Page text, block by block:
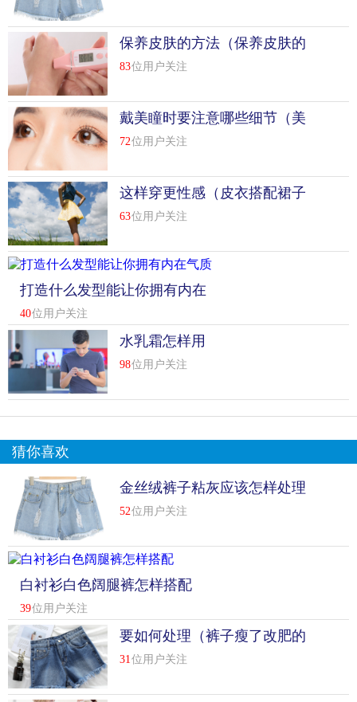
保养皮肤的方法（保养皮肤的
步骤）
83位用户关注
戴美瞳时要注意哪些细节（美
瞳的佩戴方法）
72位用户关注
这样穿更性感（皮衣搭配裙子
的小窍门）
63位用户关注
打造什么发型能让你拥有内在
气质
40位用户关注
水乳霜怎样用
98位用户关注
猜你喜欢
金丝绒裤子粘灰应该怎样处理
（金丝绒裤子粘灰怎样处理）
52位用户关注
白衬衫白色阔腿裤怎样搭配
39位用户关注
要如何处理（裤子瘦了改肥的
方法）
31位用户关注